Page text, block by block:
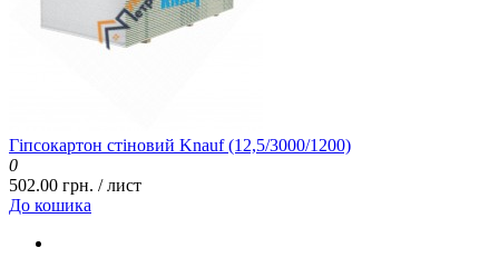
Гіпсокартон стіновий Knauf (12,5/3000/1200)
0
502.00 грн. / лист
До кошика